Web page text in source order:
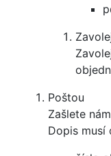
Poštou
Zašlete
Dopis musí